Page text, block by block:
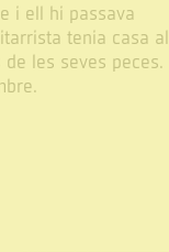
i ell hi passava
tenia casa al
les seves peces.